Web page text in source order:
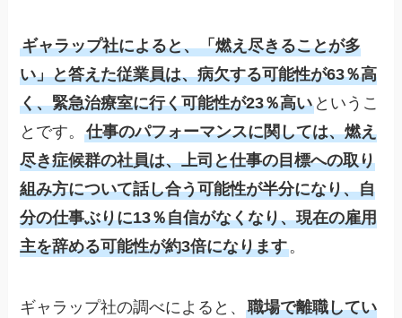
ギャラップ社によると、「燃え尽きることが多
い」と答えた従業員は、病欠する可能性が63％高
く、緊急治療室に行く可能性が23％高い というこ
とです。仕事のパフォーマンスに関しては、燃え
尽き症候群の社員は、上司と仕事の目標への取り
組み方について話し合う可能性が半分になり、自
分の仕事ぶりに13％自信がなくなり、現在の雇用
主を辞める可能性が約3倍になります。
ギャラップ社の調べによると、職場で離職してい